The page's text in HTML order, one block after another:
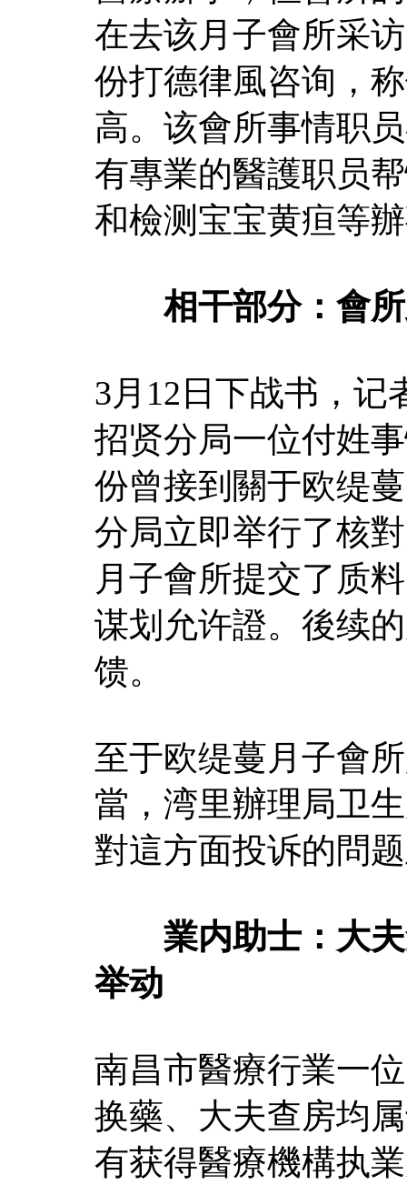
在去该月子會所采
份打德律風咨询，
高。该會所事情职
有專業的醫護职员
和檢测宝宝黄疸等
相干部分：會所
3月12日下战书，记
招贤分局一位付姓
份曾接到關于欧缇
分局立即举行了核
月子會所提交了质
谋划允许證。後续
馈。
至于欧缇蔓月子會
當，湾里辦理局卫
對這方面投诉的問
業内助士：大夫
举动
南昌市醫療行業一
换藥、大夫查房均
有获得醫療機構执